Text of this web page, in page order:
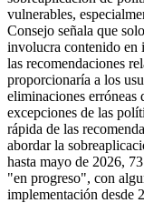
vulnerables,
Consejo señala que
involucra contenido en
las recomendaciones
proporcionaría a los
eliminaciones erróneas
excepciones de las
rápida de las
abordar la
hasta mayo de 2026,
"en progreso", con
implementación desde